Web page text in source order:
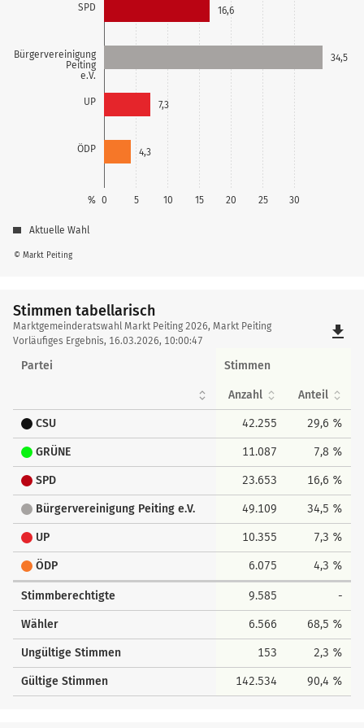
SPD
Bürgervereinigung
Peiting
e.V.
UP
ÖDP
0 5 10 15 20 25 30
%
16,6
34,5
7,3
4,3
© Markt Peiting
Aktuelle Wahl
Stimmen tabellarisch
Stimmen
tabellarisch
Marktgemeinderatswahl Markt Peiting 2026, Markt Peiting
Vorläufiges Ergebnis, 16.03.2026, 10:00:47
file_download
Partei Stimmen
Anzahl Anteil
CSU 42.255 29,6 %
GRÜNE 11.087 7,8 %
SPD 23.653 16,6 %
Bürgervereinigung Peiting e.V. 49.109 34,5 %
UP 10.355 7,3 %
ÖDP 6.075 4,3 %
Stimmberechtigte 9.585 -
Wähler 6.566 68,5 %
Ungültige Stimmen 153 2,3 %
Gültige Stimmen 142.534 90,4 %